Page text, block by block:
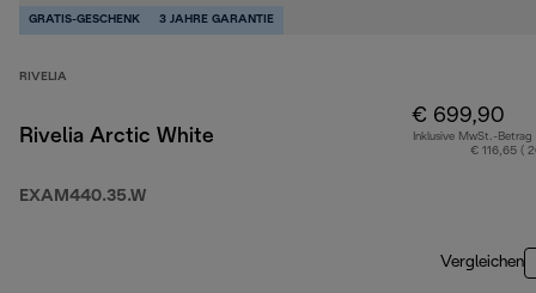
GRATIS-GESCHENK 3 JAHRE GARANTIE
RIVELIA
Rivelia Arctic White
EXAM440.35.W
€ 699,90
Inklusive MwSt.-Betrag
€ 116,65 (
Vergleichen